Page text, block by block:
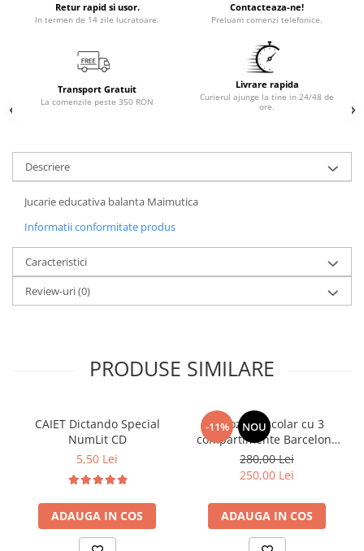
Retur rapid si usor.
In termen de 14 zile lucratoare.
Contacteaza-ne!
Preluam comenzi telefonice.
Transport Gratuit
La comenzile peste 350 RON
Livrare rapida
Curierul ajunge la tine in 24/48 de
ore.
Descriere
Jucarie educativa balanta Maimutica
Informatii conformitate produs
Caracteristici
Review-uri(0)
PRODUSE SIMILARE
CAIET Dictando Special
NumLit CD
5,50 Lei
ADAUGA IN COS
-11% NOU
Ghiozdan școlar cu 3
compartimente Barcelona
AB340 Astrabag
albastru/rosu
280,00 Lei
250,00 Lei
ADAUGA IN COS